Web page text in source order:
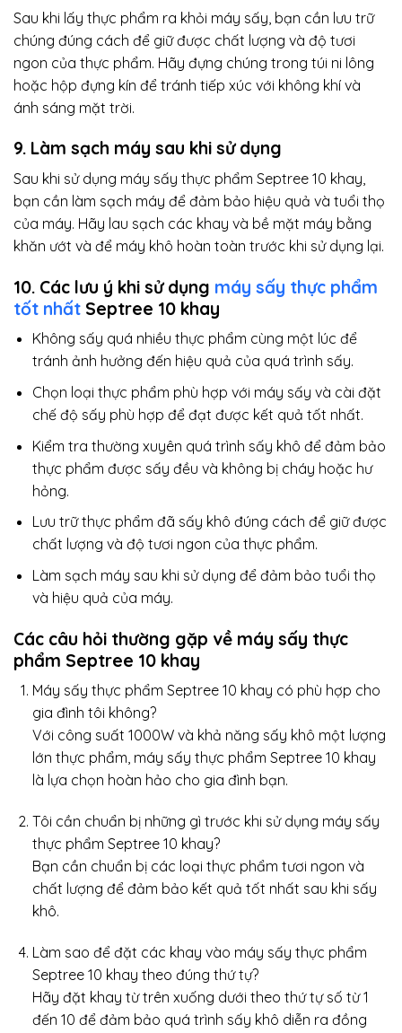
Sau khi lấy thực phẩm ra khỏi máy sấy, bạn cần lưu trữ
chúng đúng cách để giữ được chất lượng và độ tươi
ngon của thực phẩm. Hãy đựng chúng trong túi ni lông
hoặc hộp đựng kín để tránh tiếp xúc với không khí và
ánh sáng mặt trời.
9. Làm sạch máy sau khi sử dụng
Sau khi sử dụng máy sấy thực phẩm Septree 10 khay,
bạn cần làm sạch máy để đảm bảo hiệu quả và tuổi thọ
của máy. Hãy lau sạch các khay và bề mặt máy bằng
khăn ướt và để máy khô hoàn toàn trước khi sử dụng lại.
10. Các lưu ý khi sử dụng máy sấy thực phẩm
tốt nhất Septree 10 khay
Không sấy quá nhiều thực phẩm cùng một lúc để
tránh ảnh hưởng đến hiệu quả của quá trình sấy.
Chọn loại thực phẩm phù hợp với máy sấy và cài đặt
chế độ sấy phù hợp để đạt được kết quả tốt nhất.
Kiểm tra thường xuyên quá trình sấy khô để đảm bảo
thực phẩm được sấy đều và không bị cháy hoặc hư
hỏng.
Lưu trữ thực phẩm đã sấy khô đúng cách để giữ được
chất lượng và độ tươi ngon của thực phẩm.
Làm sạch máy sau khi sử dụng để đảm bảo tuổi thọ
và hiệu quả của máy.
Các câu hỏi thường gặp về máy sấy thực
phẩm Septree 10 khay
Máy sấy thực phẩm Septree 10 khay có phù hợp cho
gia đình tôi không?
Với công suất 1000W và khả năng sấy khô một lượng
lớn thực phẩm, máy sấy thực phẩm Septree 10 khay
là lựa chọn hoàn hảo cho gia đình bạn.
Tôi cần chuẩn bị những gì trước khi sử dụng máy sấy
thực phẩm Septree 10 khay?
Bạn cần chuẩn bị các loại thực phẩm tươi ngon và
chất lượng để đảm bảo kết quả tốt nhất sau khi sấy
khô.
Làm sao để đặt các khay vào máy sấy thực phẩm
Septree 10 khay theo đúng thứ tự?
Hãy đặt khay từ trên xuống dưới theo thứ tự số từ 1
đến 10 để đảm bảo quá trình sấy khô diễn ra đồng